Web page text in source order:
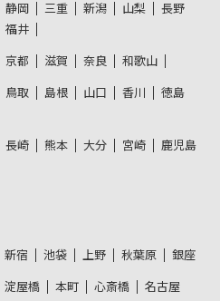
静岡 三重 新潟 山梨
長野
福井
京都 滋賀 奈良 和歌山
鳥取 島根 山口 香川
徳島
長崎 熊本 大分 宮崎
鹿児島
新宿 池袋 上野 秋葉原 銀座
淀屋橋 本町 心斎橋 名古屋